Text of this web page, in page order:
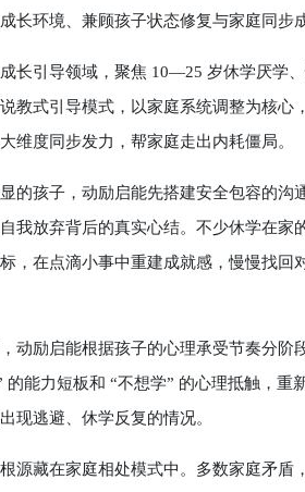
长环境、兼顾孩子状态修复与家庭同步
引导领域，聚焦 10—25 岁休学厌学
教式引导模式，以家庭系统调整为核心
维度同步发力，帮家庭走出内耗僵局。
孩子，动励启能先搭建安全包容的沟
我放弃背后的真实心结。不少休学在家
，在点滴小事中重建成就感，慢慢找回
励启能根据孩子的心理承受节奏分阶
能力短板和 “不想学” 的心理抵触，
现逃避、休学反复的情况。
藏在家庭相处模式中。多数家庭矛盾